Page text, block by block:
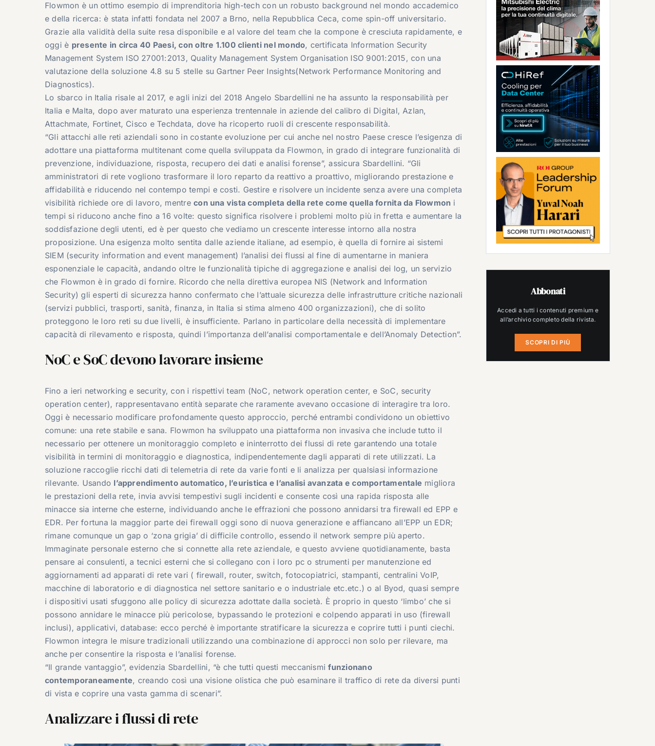
Flowmon è un ottimo esempio di imprenditoria high-tech con un robusto background nel mondo accademico
e della ricerca: è stata infatti fondata nel 2007 a Brno, nella Repubblica Ceca, come spin-off universitario.
Grazie alla validità della suite resa disponibile e al valore del team che la compone è cresciuta rapidamente, e
oggi è presente in circa 40 Paesi, con oltre 1.100 clienti nel mondo, certificata Information Security
Management System ISO 27001:2013, Quality Management System Organisation ISO 9001:2015, con una
valutazione della soluzione 4.8 su 5 stelle su Gartner Peer Insights(Network Performance Monitoring and
Diagnostics).
Lo sbarco in Italia risale al 2017, e agli inizi del 2018 Angelo Sbardellini ne ha assunto la responsabilità per
Italia e Malta, dopo aver maturato una esperienza trentennale in aziende del calibro di Digital, Azlan,
Attachmate, Fortinet, Cisco e Techdata, dove ha ricoperto ruoli di crescente responsabilità.
“Gli attacchi alle reti aziendali sono in costante evoluzione per cui anche nel nostro Paese cresce l’esigenza di
adottare una piattaforma multitenant come quella sviluppata da Flowmon, in grado di integrare funzionalità di
prevenzione, individuazione, risposta, recupero dei dati e analisi forense”, assicura Sbardellini. “Gli
amministratori di rete vogliono trasformare il loro reparto da reattivo a proattivo, migliorando prestazione e
affidabilità e riducendo nel contempo tempi e costi. Gestire e risolvere un incidente senza avere una completa
visibilità richiede ore di lavoro, mentrecon una vista completa della rete come quella fornita da Flowmon i
tempi si riducono anche fino a 16 volte: questo significa risolvere i problemi molto più in fretta e aumentare la
soddisfazione degli utenti, ed è per questo che vediamo un crescente interesse intorno alla nostra
proposizione. Una esigenza molto sentita dalle aziende italiane, ad esempio, è quella di fornire ai sistemi
SIEM (security information and event management) l’analisi dei flussi al fine di aumentarne in maniera
esponenziale le capacità, andando oltre le funzionalità tipiche di aggregazione e analisi dei log, un servizio
che Flowmon è in grado di fornire. Ricordo che nella direttiva europea NIS (Network and Information
Security) gli esperti di sicurezza hanno confermato che l’attuale sicurezza delle infrastrutture critiche nazionali
(servizi pubblici, trasporti, sanità, finanza, in Italia si stima almeno 400 organizzazioni), che di solito
proteggono le loro reti su due livelli, è insufficiente. Parlano in particolare della necessità di implementare
capacità di rilevamento e risposta, quindi l’importanza dell’analisi comportamentale e dell’Anomaly Detection”.
NoC e SoC devono lavorare insieme
Fino a ieri networking e security, con i rispettivi team (NoC, network operation center, e SoC, security
operation center), rappresentavano entità separate che raramente avevano occasione di interagire tra loro.
Oggi è necessario modificare profondamente questo approccio, perché entrambi condividono un obiettivo
comune: una rete stabile e sana. Flowmon ha sviluppato una piattaforma non invasiva che include tutto il
necessario per ottenere un monitoraggio completo e ininterrotto dei flussi di rete garantendo una totale
visibilità in termini di monitoraggio e diagnostica, indipendentemente dagli apparati di rete utilizzati. La
soluzione raccoglie ricchi dati di telemetria di rete da varie fonti e li analizza per qualsiasi informazione
rilevante. Usando l’apprendimento automatico, l’euristica e l’analisi avanzata e comportamentale migliora
le prestazioni della rete, invia avvisi tempestivi sugli incidenti e consente così una rapida risposta alle
minacce sia interne che esterne, individuando anche le effrazioni che possono annidarsi tra firewall ed EPP e
EDR. Per fortuna la maggior parte dei firewall oggi sono di nuova generazione e affiancano all’EPP un EDR;
rimane comunque un gap o ‘zona grigia’ di difficile controllo, essendo il network sempre più aperto.
Immaginate personale esterno che si connette alla rete aziendale, e questo avviene quotidianamente, basta
pensare ai consulenti, a tecnici esterni che si collegano con i loro pc o strumenti per manutenzione ed
aggiornamenti ad apparati di rete vari ( firewall, router, switch, fotocopiatrici, stampanti, centralini VoIP,
macchine di laboratorio e di diagnostica nel settore sanitario e o industriale etc.etc.) o al Byod, quasi sempre
i dispositivi usati sfuggono alle policy di sicurezza adottate dalla società. È proprio in questo ‘limbo’ che si
possono annidare le minacce più pericolose, bypassando le protezioni e colpendo apparati in uso (firewall
inclusi), applicativi, database: ecco perché è importante stratificare la sicurezza e coprire tutti i punti ciechi.
Flowmon integra le misure tradizionali utilizzando una combinazione di approcci non solo per rilevare, ma
anche per consentire la risposta e l’analisi forense.
“Il grande vantaggio”, evidenzia Sbardellini, “è che tutti questi meccanismifunzionano
contemporaneamente, creando così una visione olistica che può esaminare il traffico di rete da diversi punti
di vista e coprire una vasta gamma di scenari”.
Analizzare i flussi di rete
Abbonati
Accedi a tutti i contenuti premium e
all’archivio completo della rivista.
SCOPRI DI PIÙ